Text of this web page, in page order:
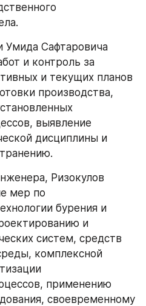
Умида Сафтаровича
и контроль за
и текущих планов
производства,
выявление
дисциплины и
Ризокулов
мер по
бурения и
и
систем, средств
комплексной
применению
своевременному